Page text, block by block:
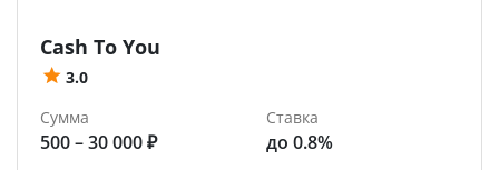
Cash To You
3.0
Сумма
500 – 30 000 ₽
Ставка
до 0.8%